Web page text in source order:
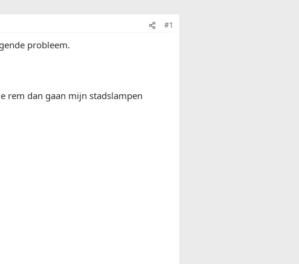
#1
probleem.
rem dan gaan mijn stadslampen